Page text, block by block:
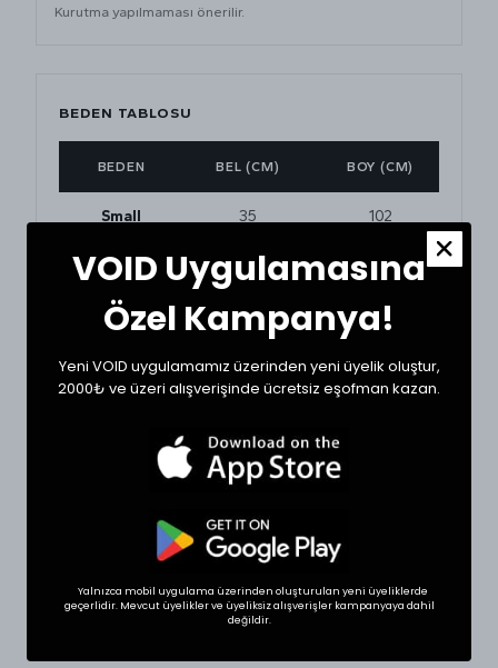
Kurutma yapılmaması önerilir.
BEDEN TABLOSU
BEDEN BEL (CM) BOY (CM)
Small 35 102
Medium 36 103
Large 37 104
XLarge 38 105
BEDEN SEÇİMİ İPUCU
Tekstil ürünlerinde beden seçimi modellere göre
dolabınızdaki beğendiğiniz bir ürünün ölçülerini alıp
sipariş oluşturabilirsiniz.
* Ölçülerde ±1 cm farklılık olabilir.
VOID Uygulamasına
Özel Kampanya!
Yeni VOID uygulamamız üzerinden yeni üyelik oluştur,
2000₺ ve üzeri alışverişinde ücretsiz eşofman kazan.
Yalnızca mobil uygulama üzerinden oluşturulan yeni üyeliklerde
geçerlidir. Mevcut üyelikler ve üyeliksiz alışverişler kampanyaya dahil
değildir.